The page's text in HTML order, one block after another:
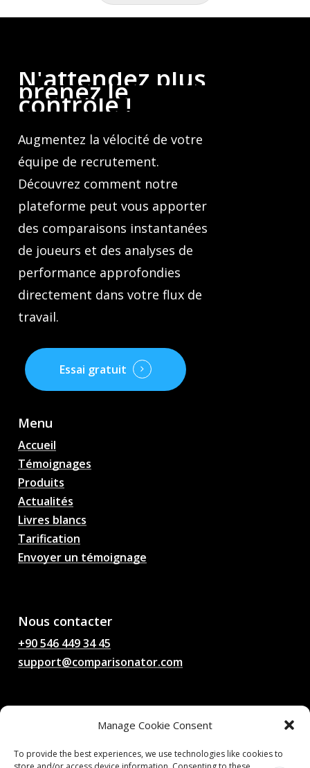
Manage Cookie Consent
To provide the best experiences, we use technologies like cookies to
N'attendez plus,
prenez le
contrôle!
Augmentez la vélocité de votre
équipe de recrutement.
Découvrez comment notre
plateforme peut vous apporter
des comparaisons instantanées
de joueurs et des analyses de
performance approfondies
directement dans votre flux de
travail.
Essai gratuit
Menu
Accueil
Témoignages
Produits
Actualités
Livres blancs
Tarification
Envoyer un témoignage
Nous contacter
+90 546 449 34 45
support@comparisonator.com
Conditions générales d'utilisation
Politique de confidentialité